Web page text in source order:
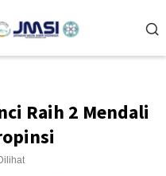
Raih 2 Mendali